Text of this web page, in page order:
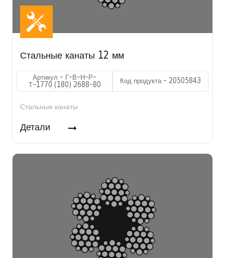
Стальные канаты 12 мм
Артикул - Г-В-Н-Р-
Т-1770 (180) 2688-80
Код продукта - 20505843
Стальные канаты
Детали